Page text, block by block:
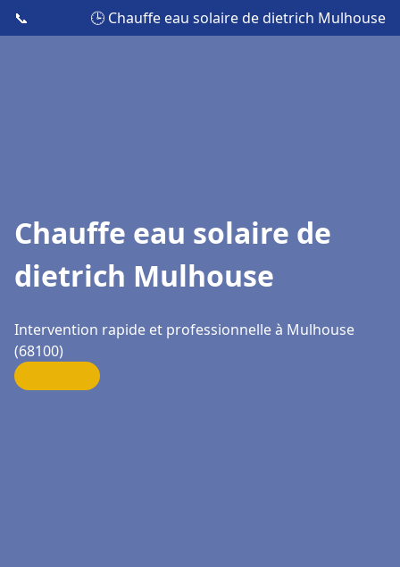
📞 🕒 Chauffe eau solaire de dietrich Mulhouse
Chauffe eau solaire de
dietrich Mulhouse
Intervention rapide et professionnelle à Mulhouse
(68100)